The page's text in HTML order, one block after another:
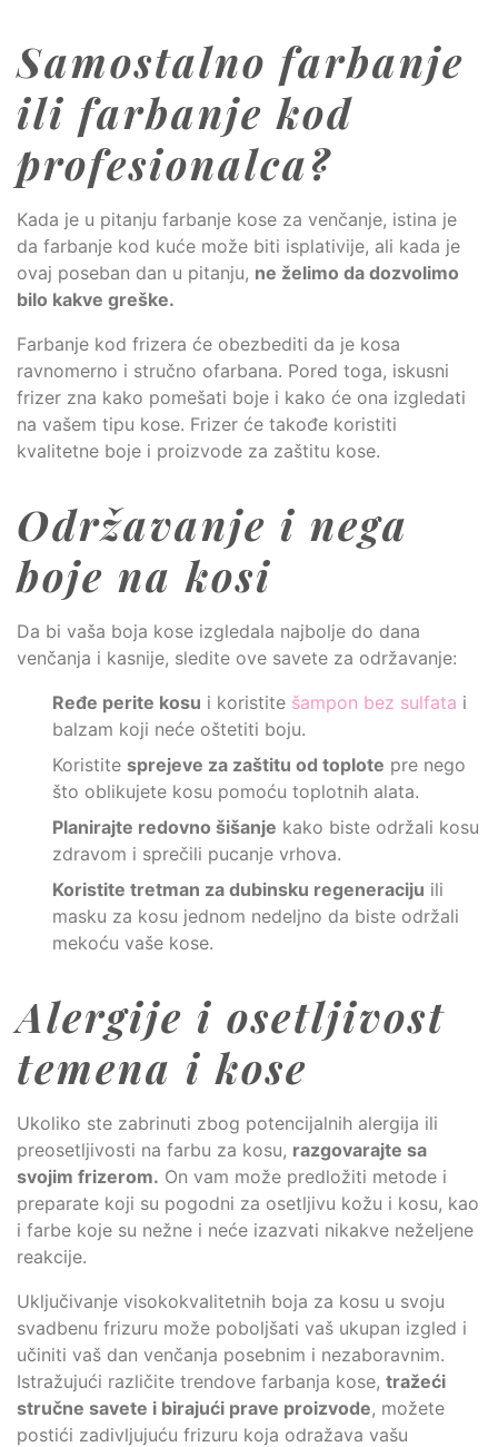
Samostalno farbanje
ili farbanje kod
profesionalca?
Kada je u pitanju farbanje kose za venčanje, istina je
da farbanje kod kuće može biti isplativije, ali kada je
ovaj poseban dan u pitanju, ne želimo da dozvolimo
bilo kakve greške.
Farbanje kod frizera će obezbediti da je kosa
ravnomerno i stručno ofarbana. Pored toga, iskusni
frizer zna kako pomešati boje i kako će ona izgledati
na vašem tipu kose. Frizer će takođe koristiti
kvalitetne boje i proizvode za zaštitu kose.
Održavanje i nega
boje na kosi
Da bi vaša boja kose izgledala najbolje do dana
venčanja i kasnije, sledite ove savete za održavanje:
Ređe perite kosu i koristite šampon bez sulfata i
balzam koji neće oštetiti boju.
Koristite sprejeve za zaštitu od toplote pre nego
što oblikujete kosu pomoću toplotnih alata.
Planirajte redovno šišanje kako biste održali kosu
zdravom i sprečili pucanje vrhova.
Koristite tretman za dubinsku regeneraciju ili
masku za kosu jednom nedeljno da biste održali
mekoću vaše kose.
Alergije i osetljivost
temena i kose
Ukoliko ste zabrinuti zbog potencijalnih alergija ili
preosetljivosti na farbu za kosu, razgovarajte sa
svojim frizerom. On vam može predložiti metode i
preparate koji su pogodni za osetljivu kožu i kosu, kao
i farbe koje su nežne i neće izazvati nikakve neželjene
reakcije.
Uključivanje visokokvalitetnih boja za kosu u svoju
svadbenu frizuru može poboljšati vaš ukupan izgled i
učiniti vaš dan venčanja posebnim i nezaboravnim.
Istražujući različite trendove farbanja kose, tražeći
stručne savete i birajući prave proizvode, možete
postići zadivljujuću frizuru koja odražava vašu